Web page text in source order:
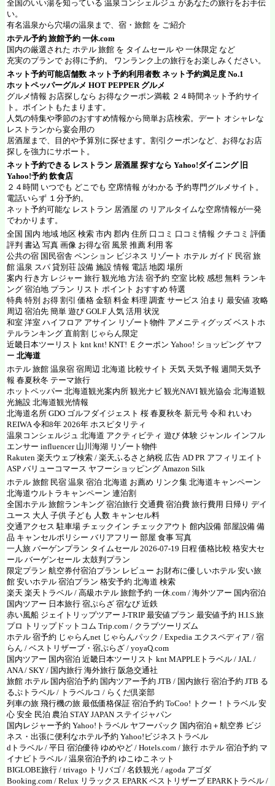
全国のいい湯を知っている 温泉コンシェルジュ があなたの旅行をお手伝
い。
有名温泉から穴場の温泉まで、宿・旅館 を ご紹介
ホテル予約 旅館予約 一休.com
国内の厳選された ホテル 旅館 を タイムセール や 一休限定 など
充実のプランで お得に予約。 ワンランク上の旅行をお楽しみください。
ネット予約可能店舗数 ネット予約利用者数 ネット予約満足度 No.1
ホットペッパーグルメ HOT PEPPER グルメ
グルメ情報 お店探しなら お得なクーポン満載 ２４時間ネット予約サイ
ト。ポイントもたまります。
人気の特集や季節のおすすめ情報から簡単お店検索。デート オシャレな
レストランから宴会用の
居酒屋まで、目的や予算別に探せます。割引クーポンなど、お得なお店
探しを強力にサポート。
ネット予約できる レストラン 居酒屋 探すなら Yahoo!ダイニング旧
Yahoo!予約 飲食店
２４時間 いつでも どこでも 空席情報 がわかる 予約専門グルメサイト。
電話いらず １分予約。
ネット予約可能な レストラン 居酒屋 の リアルタイムな空席情報が一発
でわかります。
全国 国内 地域 地区 検索 市内 郡内 住所 口コミ 口コミ情報 クチコミ 評価
評判 書込 写真 画像 お得な宿 風景 推薦 利用 客
公共の宿 国民宿舎 ペンション ビジネス リゾート ホテル ガイド 民宿 旅
館 温泉 スパ 貸別荘 設備 施設 情報 電話 地図 場所
案内 行き方 レジャー 旅行 観光地 方法 宿予約 空室 比較 感想 無料 ランキ
ング 宿泊地 プラン リスト ポイント おすすめ 特選
特典 特別 お得 割引 価格 金額 料金 料理 調査 サービス 泊まり 最安値 攻略
周辺 宿泊先 簡単 遊び GOLF 人気 活用 状況
和室 洋室 ハイフロア アサイン リゾート物件 アメニティグッズ ベストホ
テルランキング 直前割 じゃらん限定
近畿日本ツーリスト knt knt! KNT! Ｅクーポン Yahoo! ショッピング ヤフ
ー 北海道
ホテル 旅館 温泉宿 宿周辺 北海道 比較サイト 天気 天気予報 週間天気予
報 春夏秋冬 テーマ旅行
ホットペッパー 北海道観光案内所 観光ナビ 観光NAVI 観光協会 北海道観
光施設 北海道観光情報
北海道名所 GDO ゴルフダイジェスト 桜 春夏秋冬 新元号 令和 れいわ
REIWA 令和8年 2026年 ホスピタリティ
温泉コンシェルジュ 北海道 アクティビティ 遊び 体験 ジャンル インフル
エンサー influencer 山川海湖 リゾート物件
Rakuten 楽天ウェブ検索 / 楽天ふるさと納税 広告 AD PR アフィリエイト
ASP バリューコマース ヤフーショッピング Amazon Silk
ホテル 旅館 民宿 温泉 宿泊 北海道 お薦め リンク集 北海道キャンペーン
北海道ウルトラキャンペーン 連泊割
全国ホテル 旅館ランキング 宿泊旅行 交通費 宿泊費 旅行費用 日帰り デイ
ユース 大人 子供 子ども 人数 キャンセル料
交通アクセス 駐車場 チェックイン チェックアウト 館内設備 部屋設備 備
品 キャンセルポリシー バリアフリー 部屋 食事 写真
一人旅 バーゲンプラン タイムセール 2026-07-19 日程 価格比較 格安大セ
ール バーゲンセール 太鼓判プラン
限定プラン 航空券付宿泊プラン レビュー お財布に優しいホテル 安い旅
館 安いホテル 宿泊プラン 格安予約 北海道 検索
楽天 楽天トラベル / 高級ホテル 旅館予約 一休.com / 海外ツアー 国内宿泊
国内ツアー 日本旅行 宿ぷらざ 宿なび 近鉄
赤い風船 ジェイトリップツアー J-TRIP 最安値プラン 最安値予約 H.I.S.旅
プロ トリップドットコム Trip.com / クラブツーリズム
ホテル 宿予約 じゃらんnet じゃらんパック / Expedia エクスペディア / 宿
らん / ベストリザーブ・宿ぷらざ / yoyaQ.com
国内ツアー 国内宿泊 近畿日本ツーリスト knt MAPPLEトラベル / JAL /
ANA/ SKY / 国内旅行 海外旅行 阪急交通社
旅館 ホテル 国内宿泊予約 国内ツアー予約 JTB / 国内旅行 宿泊予約 JTB る
るぷトラベル / トラベルコ / らくだ倶楽部
列車の旅 飛行機の旅 最低価格保証 宿泊予約 ToCoo! トクー！トラベル 安
心 安全 民泊 農泊 STAY JAPAN ステイジャパン
国内レジャー予約 Yahoo!トラベル ヤフーパック 国内宿泊＋航空券 ビジ
ネス・出張に便利なホテル予約 Yahoo!ビジネストラベル
dトラベル / 平日 宿泊優待 ゆめやど / Hotels.com / 旅行 ホテル 宿泊予約 マ
イナビトラベル / 温泉宿泊予約 ゆこゆこネット
BIGLOBE旅行 / trivago トリバゴ / 名鉄観光 / agoda アゴダ
Booking.com / Relux リラックス EPARK ベストリザーブ EPARKトラベル /